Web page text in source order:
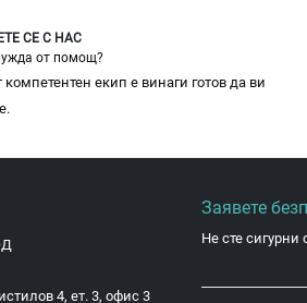
СЕ С НАС
от помощ?
екип е винаги готов да ви
4, ет. 3, офис 3
Заявете
Не сте сигурни